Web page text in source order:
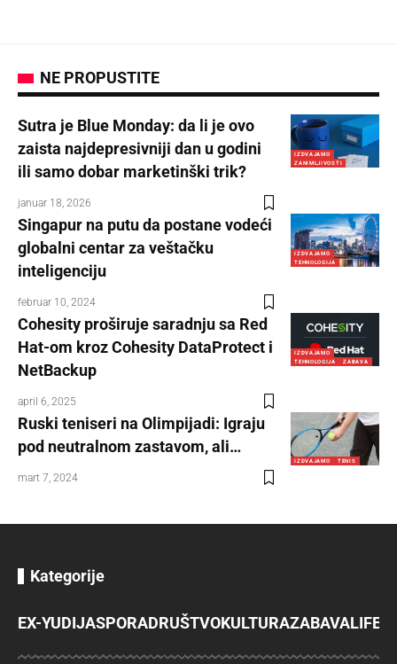
NE PROPUSTITE
IZDVAJAMO
ZANIMLJIVOSTI
Sutra je Blue Monday: da li je ovo
zaista najdepresivniji dan u godini
ili samo dobar marketinški trik?
januar 18, 2026
IZDVAJAMO
TEHNOLOGIJA
Singapur na putu da postane vodeći
globalni centar za veštačku
inteligenciju
februar 10, 2024
IZDVAJAMO
TEHNOLOGIJA
ZABAVA
Cohesity proširuje saradnju sa Red
Hat-om kroz Cohesity DataProtect i
NetBackup
april 6, 2025
IZDVAJAMO TENIS
Ruski teniseri na Olimpijadi: Igraju
pod neutralnom zastavom, ali…
mart 7, 2024
Kategorije
EX-YUDIJASPORADRUŠTVOKULTURAZABAVA